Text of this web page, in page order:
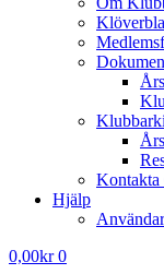
Kontakta
Hjälp
0,00kr 0